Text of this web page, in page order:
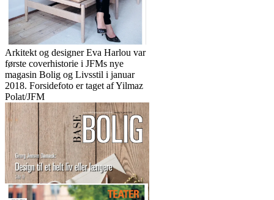
Arkitekt og designer Eva Harlou var
første coverhistorie i JFMs nye
magasin Bolig og Livsstil i januar
2018. Forsidefoto er taget af Yilmaz
Polat/JFM